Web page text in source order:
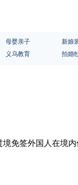
母婴亲子 新娘
义乌教育 拍婚
免签外国人在境